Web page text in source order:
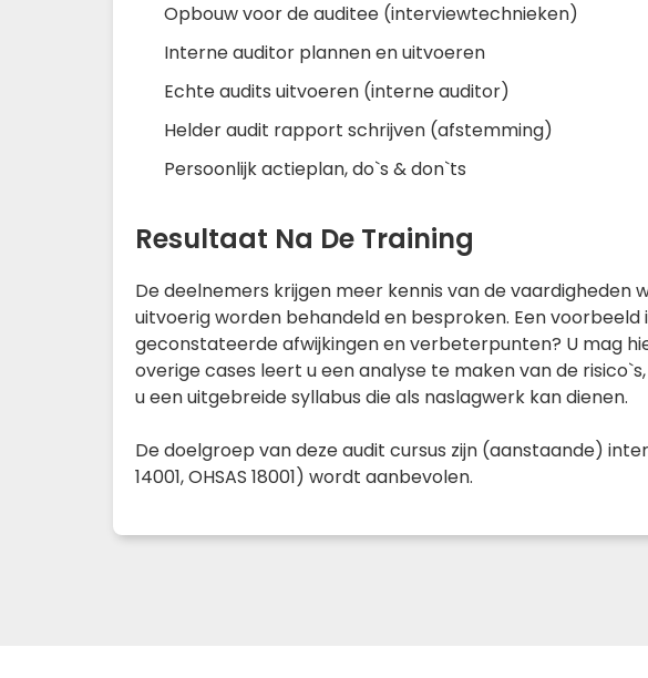
Opbouw voor de auditee (interviewtechnieken)
Interne auditor plannen en uitvoeren
Echte audits uitvoeren (interne auditor)
Helder audit rapport schrijven (afstemming)
Persoonlijk actieplan, do`s & don`ts
Resultaat Na De Training
De deelnemers krijgen meer kennis van de
uitvoerig worden behandeld en besproken. Een
geconstateerde afwijkingen en verbeterpunten? U mag
overige cases leert u een analyse te maken van de
u een uitgebreide syllabus die als naslagwerk kan dienen.
De doelgroep van deze audit cursus zijn (aanstaande)
14001, OHSAS 18001) wordt aanbevolen.